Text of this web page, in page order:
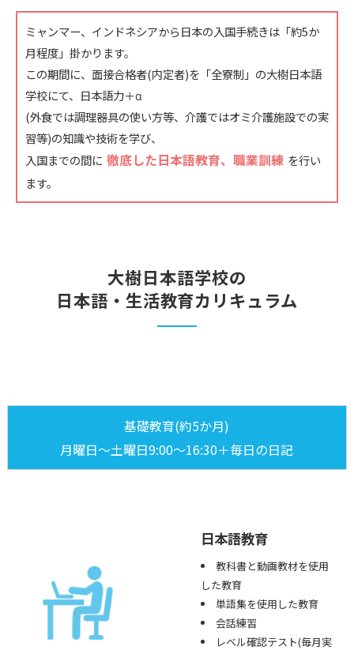
ミャンマー、インドネシアから日本の入国手続きは「約5か
月程度」掛かります。
この期間に、面接合格者(内定者)を「全寮制」の大樹日本語
学校にて、日本語力＋α
(外食では調理器具の使い方等、介護ではオミ介護施設での実
習等)の知識や技術を学び、
入国までの間に 徹底した日本語教育、職業訓練 を行い
ます。
大樹日本語学校の
日本語・生活教育カリキュラム
基礎教育(約5か月)
月曜日～土曜日9:00～16:30＋毎日の日記
日本語教育
教科書と動画教材を使用
した教育
単語集を使用した教育
会話練習
レベル確認テスト(毎月実